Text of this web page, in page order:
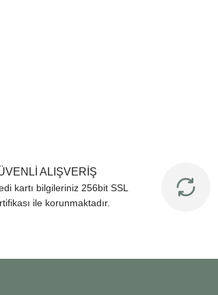
ALIŞVERİŞ
kartı bilgileriniz 256bit SSL
ile korunmaktadır.